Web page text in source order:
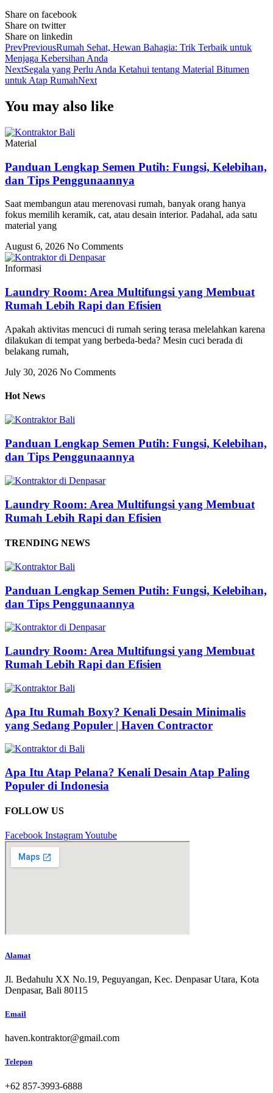
Share on facebook
Share on twitter
Share on linkedin
PrevPreviousRumah Sehat, Hewan Bahagia: Trik Terbaik untuk
Menjaga Kebersihan Anda
NextSegala yang Perlu Anda Ketahui tentang Material Bitumen
untuk Atap RumahNext
You may also like
Material
Panduan Lengkap Semen Putih: Fungsi, Kelebihan,
dan Tips Penggunaannya
Saat membangun atau merenovasi rumah, banyak orang hanya
fokus memilih keramik, cat, atau desain interior. Padahal, ada satu
material yang
August 6, 2026 No Comments
Informasi
Laundry Room: Area Multifungsi yang Membuat
Rumah Lebih Rapi dan Efisien
Apakah aktivitas mencuci di rumah sering terasa melelahkan karena
dilakukan di tempat yang berbeda-beda? Mesin cuci berada di
belakang rumah,
July 30, 2026 No Comments
Hot News
Panduan Lengkap Semen Putih: Fungsi, Kelebihan,
dan Tips Penggunaannya
Laundry Room: Area Multifungsi yang Membuat
Rumah Lebih Rapi dan Efisien
TRENDING NEWS
Panduan Lengkap Semen Putih: Fungsi, Kelebihan,
dan Tips Penggunaannya
Laundry Room: Area Multifungsi yang Membuat
Rumah Lebih Rapi dan Efisien
Apa Itu Rumah Boxy? Kenali Desain Minimalis
yang Sedang Populer | Haven Contractor
Apa Itu Atap Pelana? Kenali Desain Atap Paling
Populer di Indonesia
FOLLOW US
Facebook InstagramYoutube
Alamat
Jl. Bedahulu XX No.19, Peguyangan, Kec. Denpasar Utara, Kota
Denpasar, Bali 80115
Email
haven.kontraktor@gmail.com
Telepon
+62 857-3993-6888